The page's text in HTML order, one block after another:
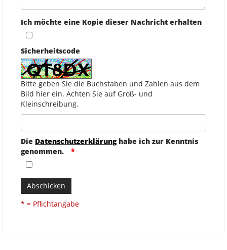
Ich möchte eine Kopie dieser Nachricht erhalten
Sicherheitscode
Bitte geben Sie die Buchstaben und Zahlen aus dem
Bild hier ein. Achten Sie auf Groß- und
Kleinschreibung.
Die Datenschutzerklärunghabe ich zur Kenntnis
genommen.
Abschicken
* = Pflichtangabe